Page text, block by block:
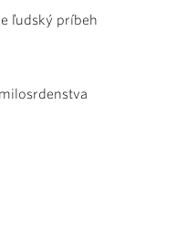
ľudský príbeh